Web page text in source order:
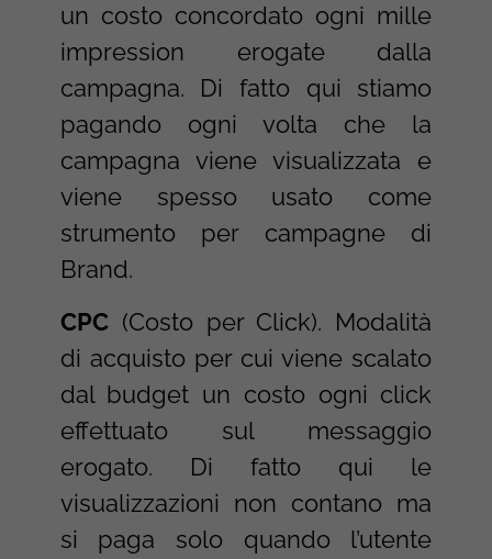
un costo concordato ogni mille
impression erogate dalla
campagna. Di fatto qui stiamo
pagando ogni volta che la
campagna viene visualizzata e
viene spesso usato come
strumento per campagne di
Brand.
CPC(Costo per Click). Modalità
di acquisto per cui viene scalato
dal budget un costo ogni click
effettuato sul messaggio
erogato. Di fatto qui le
visualizzazioni non contano ma
si paga solo quando l’utente